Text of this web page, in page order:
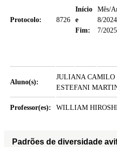
Protocolo: 8726
Início
e
Fim:
Mês/
8/
7/2025
Aluno(s):
JULIANA CAMILO
ESTEFANI
Professor(es): WILLIAM
Padrões de diversidade